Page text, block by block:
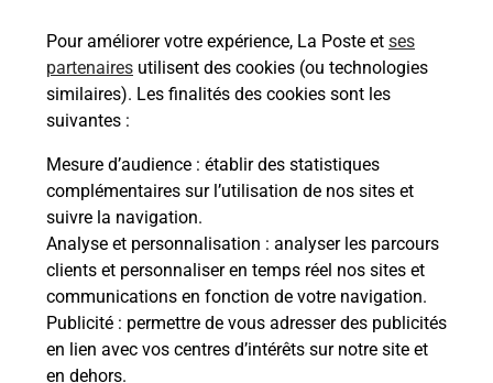
Pour améliorer votre expérience, La Poste et ses
partenaires utilisent des cookies (ou technologies
similaires). Les finalités des cookies sont les
suivantes :
Mesure d’audience : établir des statistiques
complémentaires sur l’utilisation de nos sites et
suivre la navigation.
Analyse et personnalisation : analyser les parcours
clients et personnaliser en temps réel nos sites et
communications en fonction de votre navigation.
Publicité : permettre de vous adresser des publicités
en lien avec vos centres d’intérêts sur notre site et
en dehors.
Malin !
La Poste
en ligne
Ouvert 24h/24
En savoir plus